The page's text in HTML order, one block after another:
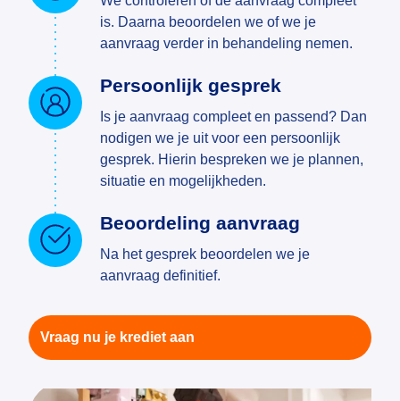
is. Daarna beoordelen we of we je
aanvraag verder in behandeling nemen.
Persoonlijk gesprek
Is je aanvraag compleet en passend? Dan
nodigen we je uit voor een persoonlijk
gesprek. Hierin bespreken we je plannen,
situatie en mogelijkheden.
Beoordeling aanvraag
Na het gesprek beoordelen we je
aanvraag definitief.
Vraag nu je krediet aan